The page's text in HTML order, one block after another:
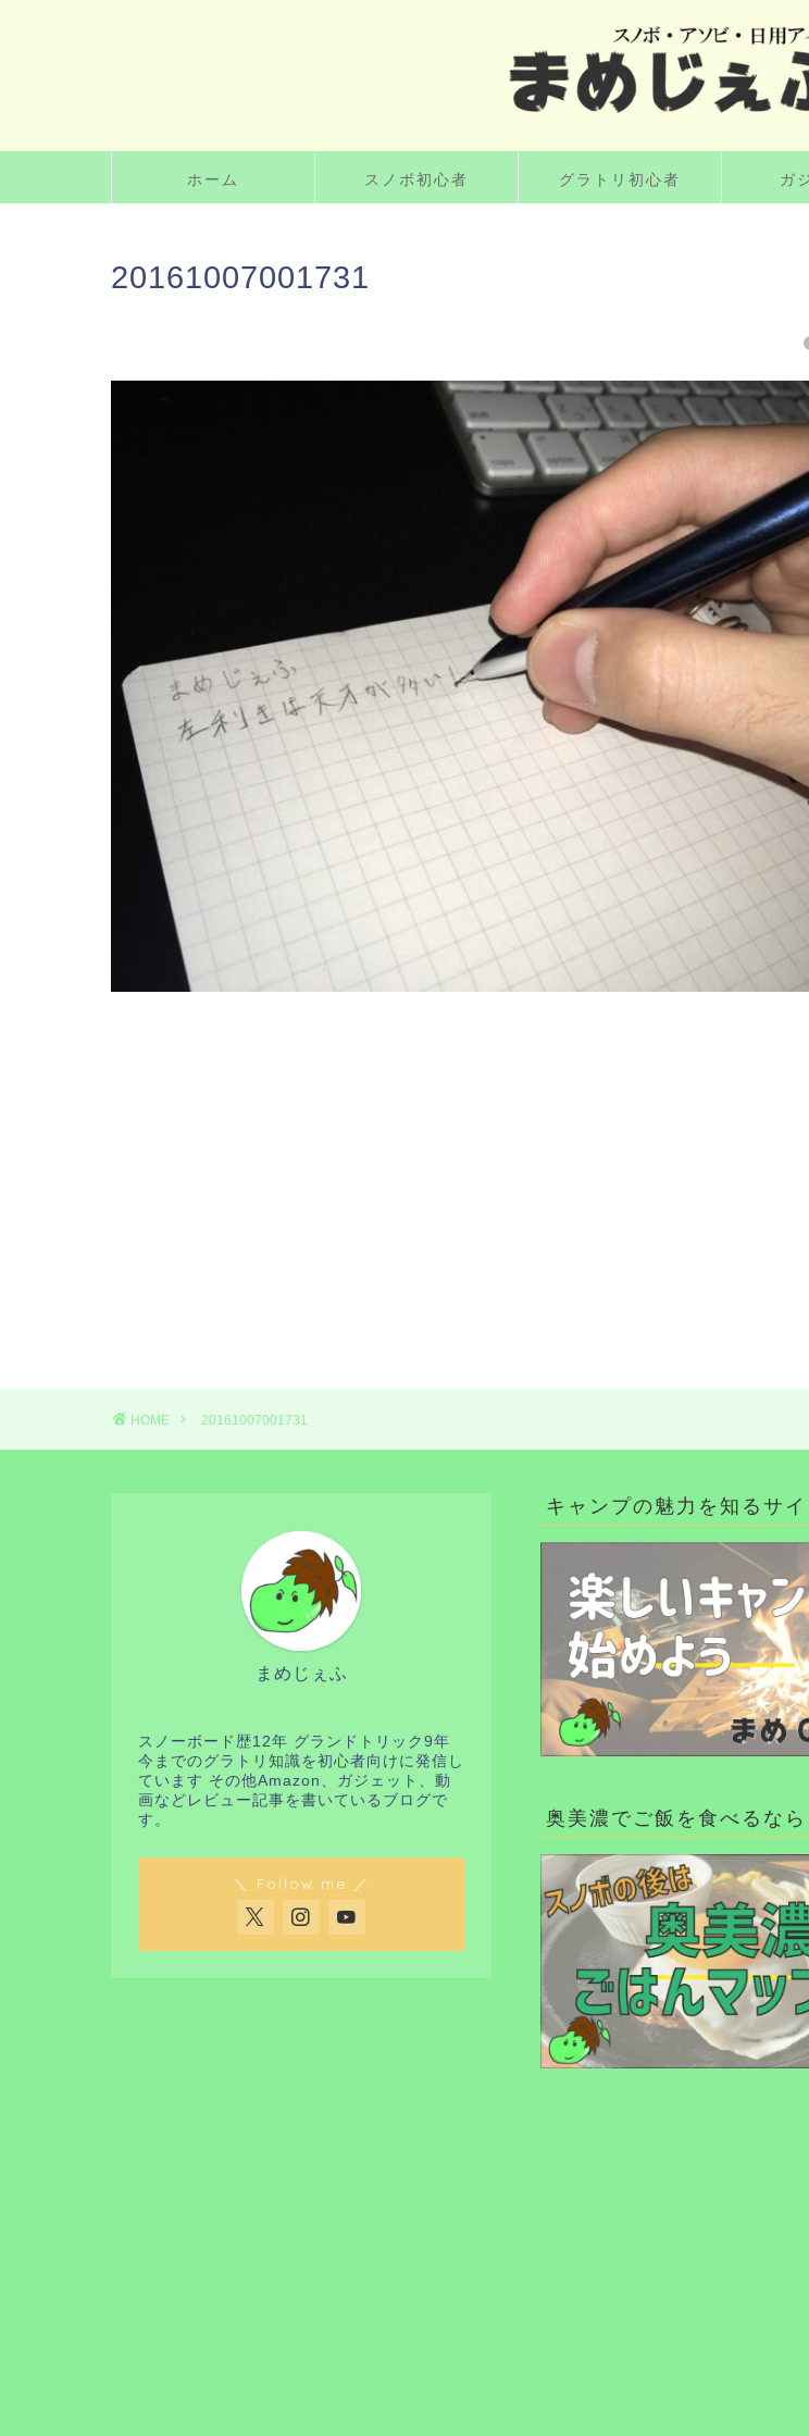
ホーム スノボ初心者 グラトリ初心者 ガ
20161007001731
HOME 20161007001731
まめじぇふ
スノーボード歴12年 グランドトリック9年
今までのグラトリ知識を初心者向けに発信し
ています その他Amazon、ガジェット、動
画などレビュー記事を書いているブログで
す。
＼ Follow me ／
キャンプの魅力を知るサイ
奥美濃でご飯を食べるなら